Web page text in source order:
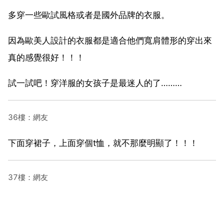
多穿一些歐試風格或者是國外品牌的衣服。
因為歐美人設計的衣服都是適合他們寬肩體形的穿出來
真的感覺很好！！！
試一試吧！穿洋服的女孩子是最迷人的了………
36樓：網友
下面穿裙子，上面穿個t恤，就不那麼明顯了！！！
37樓：網友